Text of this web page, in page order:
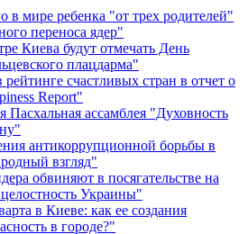
в мире ребенка "от трех родителей"
переноса ядер"
Киева будут отмечать День
плацдарма"
счастливых стран в отчет о
Report"
ассамблея "Духовность
антикоррупционной борьбы в
взгляд"
обвиняют в посягательстве на
Украины"
в Киеве: как ее создания
в городе?"